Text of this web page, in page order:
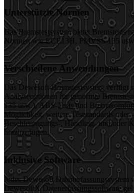
Unterstützte Normen
Das Bremstestsystem bietet Bremstests
Normen wie ECE13H, FMVSS 135 usw.
Verschiedene Anwendungen
Das Dewesoft-Bremstestsystem verfügt
Analyseoptionen für genormte
135 usw.), ABS-Tests und
Möglichkeit, weitere Teststandards oder
Beschleunigungs-, Handling- und/oder
hinzuzufügen.
Inklusive Software
Jedes Dewesoft
DewesoftX Datenerfassungssoftware